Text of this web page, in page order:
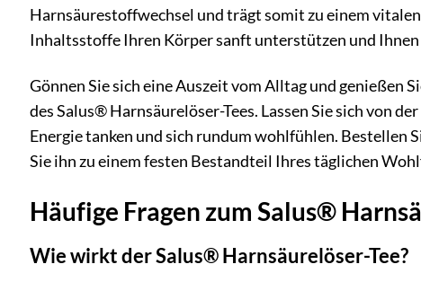
Harnsäurestoffwechsel und trägt somit zu einem
Inhaltsstoffe Ihren Körper sanft unterstützen und
Gönnen Sie sich eine Auszeit vom Alltag und genießen
des Salus® Harnsäurelöser-Tees. Lassen Sie sich von
Energie tanken und sich rundum wohlfühlen. Bestellen
Sie ihn zu einem festen Bestandteil Ihres täglichen
Häufige Fragen zum Salus®
Wie wirkt der Salus® Harnsäurelöser-Tee?